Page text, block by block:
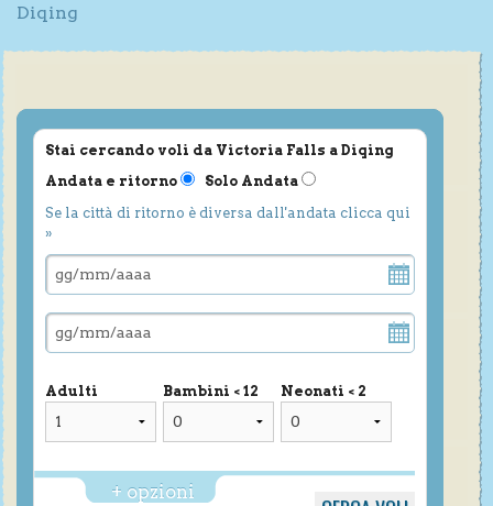
Diqing
Stai cercando voli da Victoria Falls a Diqing
Andata e ritorno
Solo Andata
Se la città di ritorno è diversa dall'andata clicca qui
»
Adulti Bambini < 12 Neonati < 2
+ opzioni